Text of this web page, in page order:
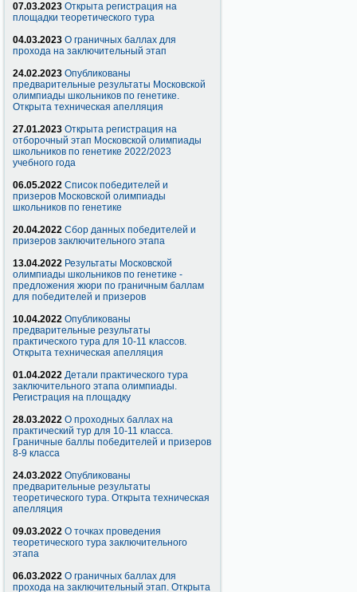
07.03.2023 Открыта регистрация на
площадки теоретического тура
04.03.2023 О граничных баллах для
прохода на заключительный этап
24.02.2023 Опубликованы
предварительные результаты Московской
олимпиады школьников по генетике.
Открыта техническая апелляция
27.01.2023 Открыта регистрация на
отборочный этап Московской олимпиады
школьников по генетике 2022/2023
учебного года
06.05.2022 Список победителей и
призеров Московской олимпиады
школьников по генетике
20.04.2022 Сбор данных победителей и
призеров заключительного этапа
13.04.2022 Результаты Московской
олимпиады школьников по генетике -
предложения жюри по граничным баллам
для победителей и призеров
10.04.2022 Опубликованы
предварительные результаты
практического тура для 10-11 классов.
Открыта техническая апелляция
01.04.2022 Детали практического тура
заключительного этапа олимпиады.
Регистрация на площадку
28.03.2022 О проходных баллах на
практический тур для 10-11 класса.
Граничные баллы победителей и призеров
8-9 класса
24.03.2022 Опубликованы
предварительные результаты
теоретического тура. Открыта техническая
апелляция
09.03.2022 О точках проведения
теоретического тура заключительного
этапа
06.03.2022 О граничных баллах для
прохода на заключительный этап. Открыта